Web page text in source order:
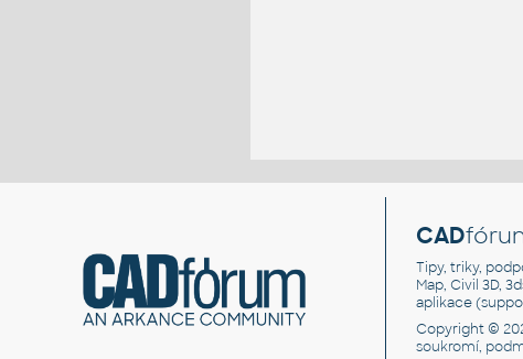
CAD
Tipy, triky,
Map, Civil 3D,
aplikace
Copyright ©
soukromí,